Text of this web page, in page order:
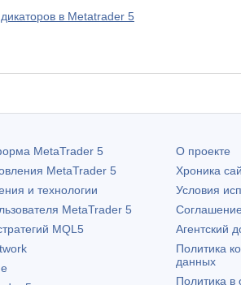
в Metatrader 5
MetaTrader 5
MetaTrader 5
и технологии
MetaTrader 5
MQL5
О проекте
Хроника
Условия
Агентский
Политика
данных
Политика